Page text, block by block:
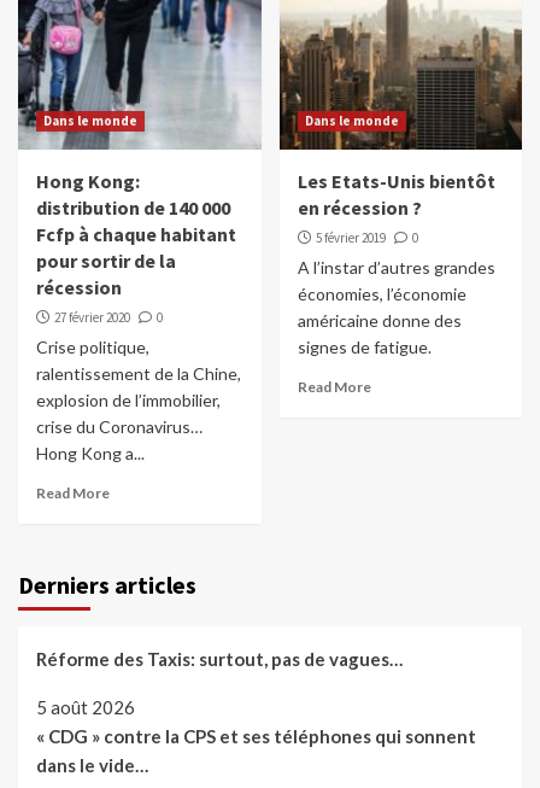
Dans le monde
Hong Kong:
distribution de 140 000
Fcfp à chaque habitant
pour sortir de la
récession
27 février 2020 0
Crise politique,
ralentissement de la Chine,
explosion de l’immobilier,
crise du Coronavirus…
Hong Kong a...
Read More
Dans le monde
Les Etats-Unis bientôt
en récession ?
5 février 2019 0
A l’instar d’autres grandes
économies, l’économie
américaine donne des
signes de fatigue.
Read More
Derniers articles
Réforme des Taxis: surtout, pas de vagues…
5 août 2026
« CDG » contre la CPS et ses téléphones qui sonnent
dans le vide…